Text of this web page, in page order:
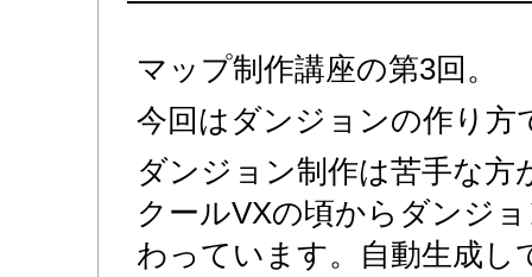
マップ制作講座の第3回。
今回はダンジョンの作り方
ダンジョン制作は苦手な方
クールVXの頃からダンジ
わっています。自動生成し